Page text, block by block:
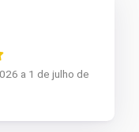
a 1 de julho de